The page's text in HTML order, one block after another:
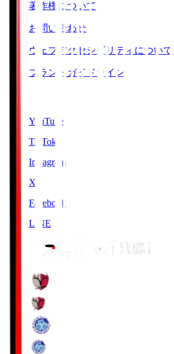
著作権について
お問い合わせ
ウェブアクセシビリティについて
ブランドガイドライン
YouTube
TikTok
Instagram
X
Facebook
LINE